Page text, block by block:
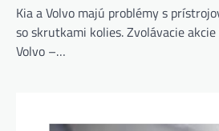
Kia a Volvo majú problémy s
so skrutkami kolies. Zvolávacie
Volvo –…